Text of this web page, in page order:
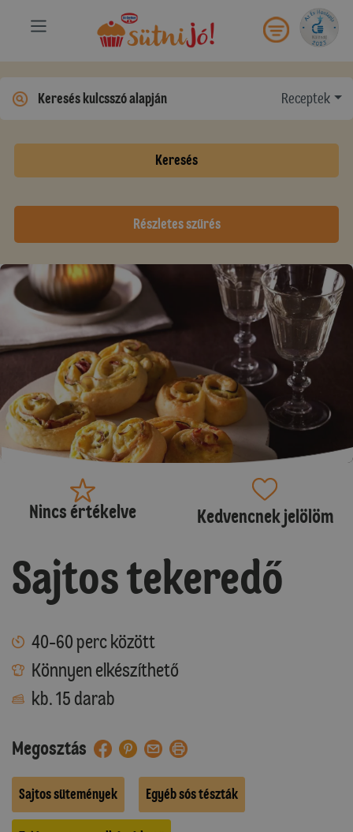
Receptek
Keresés
Részletes szűrés
Nincs értékelve Kedvencnek jelölöm
Sajtos tekeredő
40-60 perc között
Könnyen elkészíthető
kb. 15 darab
Megosztás
Sajtos sütemények Egyéb sós tészták